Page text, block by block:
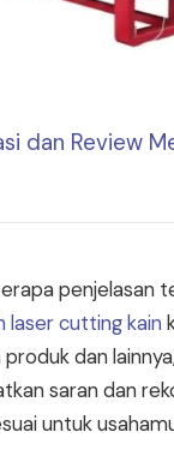
dan Review
penjelasan
laser cutting kain
dan
saran dan
untuk